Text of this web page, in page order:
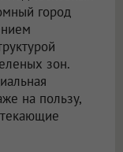
город
зон.
на пользу,